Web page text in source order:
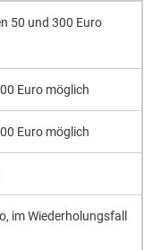
50 und 300 Euro
Euro möglich
Euro möglich
im Wiederholungsfall